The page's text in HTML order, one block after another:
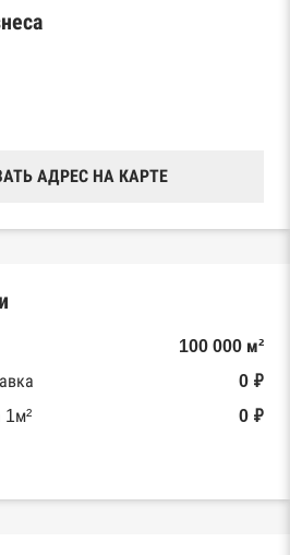
АДРЕС НА КАРТЕ
100 000 м²
0 ₽
1м²
0 ₽